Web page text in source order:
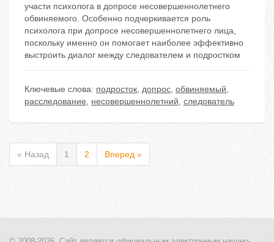
участи психолога в допросе несовершеннолетнего
обвиняемого. Особенно подчеркивается роль
психолога при допросе несовершеннолетнего лица,
поскольку именно он помогает наиболее эффективно
выстроить диалог между следователем и подростком
Ключевые слова: подросток, допрос, обвиняемый,
расследование, несовершеннолетний, следователь
« Назад 1 2 Вперед »